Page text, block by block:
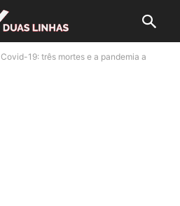
Covid-19: três mortes e a pandemia a